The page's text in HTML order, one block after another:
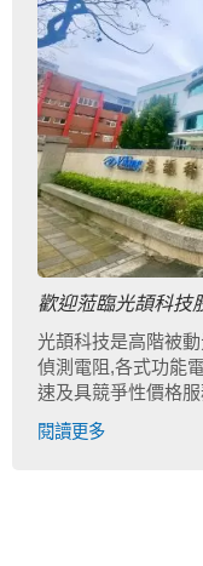
歡迎蒞臨光頡科技
光頡科技是高階被
偵測電阻,各式功能
速及具競爭性價格
閱讀更多